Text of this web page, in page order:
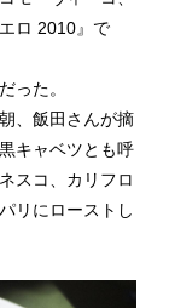
ロ 2010』で
った。
、飯田さんが摘
キャベツとも呼
スコ、カリフロ
リにローストし